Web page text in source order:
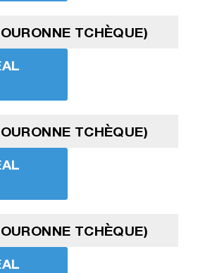
TCHÈQUE)
TCHÈQUE)
TCHÈQUE)